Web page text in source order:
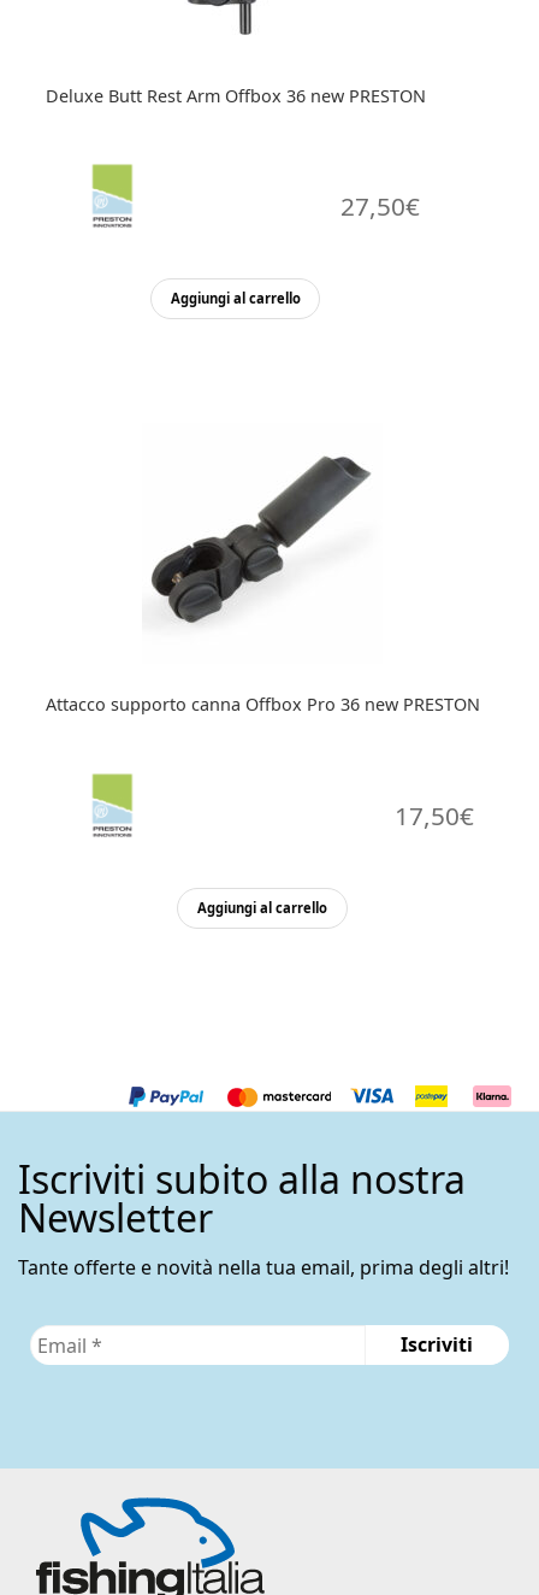
Deluxe Butt Rest Arm Offbox 36 new PRESTON
27,50€
Aggiungi al carrello
Attacco supporto canna Offbox Pro 36 new PRESTON
17,50€
Aggiungi al carrello
Iscriviti subito alla nostra
Newsletter
Tante offerte e novità nella tua email, prima degli altri!